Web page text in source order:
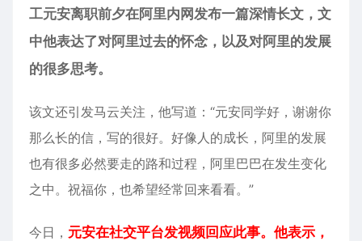
工元安离职前夕在阿里内网发布一篇深情长文，文
中他表达了对阿里过去的怀念，以及对阿里的发展
的很多思考。
该文还引发马云关注，他写道：“元安同学好，谢谢你
那么长的信，写的很好。好像人的成长，阿里的发展
也有很多必然要走的路和过程， 阿里巴巴在发生变化
之中。祝福你，也希望经常回来看看。”
今日， 元安在社交平台发视频回应此事。他表示，